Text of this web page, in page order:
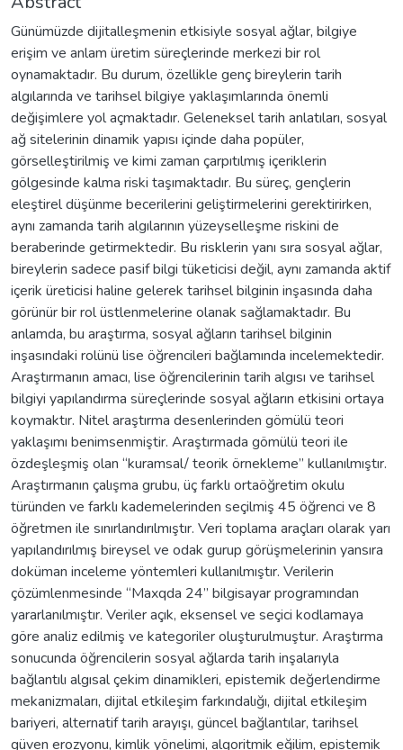
Günümüzde dijitalleşmenin etkisiyle sosyal ağlar, bilgiye
erişim ve anlam üretim süreçlerinde merkezi bir rol
oynamaktadır. Bu durum, özellikle genç bireylerin tarih
algılarında ve tarihsel bilgiye yaklaşımlarında önemli
değişimlere yol açmaktadır. Geleneksel tarih anlatıları, sosyal
ağ sitelerinin dinamik yapısı içinde daha popüler,
görselleştirilmiş ve kimi zaman çarpıtılmış içeriklerin
gölgesinde kalma riski taşımaktadır. Bu süreç, gençlerin
eleştirel düşünme becerilerini geliştirmelerini gerektirirken,
aynı zamanda tarih algılarının yüzeyselleşme riskini de
beraberinde getirmektedir. Bu risklerin yanı sıra sosyal ağlar,
bireylerin sadece pasif bilgi tüketicisi değil, aynı zamanda aktif
içerik üreticisi haline gelerek tarihsel bilginin inşasında daha
görünür bir rol üstlenmelerine olanak sağlamaktadır. Bu
anlamda, bu araştırma, sosyal ağların tarihsel bilginin
inşasındaki rolünü lise öğrencileri bağlamında incelemektedir.
Araştırmanın amacı, lise öğrencilerinin tarih algısı ve tarihsel
bilgiyi yapılandırma süreçlerinde sosyal ağların etkisini ortaya
koymaktır. Nitel araştırma desenlerinden gömülü teori
yaklaşımı benimsenmiştir. Araştırmada gömülü teori ile
özdeşleşmiş olan “kuramsal/ teorik örnekleme” kullanılmıştır.
Araştırmanın çalışma grubu, üç farklı ortaöğretim okulu
türünden ve farklı kademelerinden seçilmiş 45 öğrenci ve 8
öğretmen ile sınırlandırılmıştır. Veri toplama araçları olarak yarı
yapılandırılmış bireysel ve odak gurup görüşmelerinin yansıra
doküman inceleme yöntemleri kullanılmıştır. Verilerin
çözümlenmesinde “Maxqda 24” bilgisayar programından
yararlanılmıştır. Veriler açık, eksensel ve seçici kodlamaya
göre analiz edilmiş ve kategoriler oluşturulmuştur. Araştırma
sonucunda öğrencilerin sosyal ağlarda tarih inşalarıyla
bağlantılı algısal çekim dinamikleri, epistemik değerlendirme
mekanizmaları, dijital etkileşim farkındalığı, dijital etkileşim
bariyeri, alternatif tarih arayışı, güncel bağlantılar, tarihsel
güven erozyonu, kimlik yönelimi, algoritmik eğilim, epistemik